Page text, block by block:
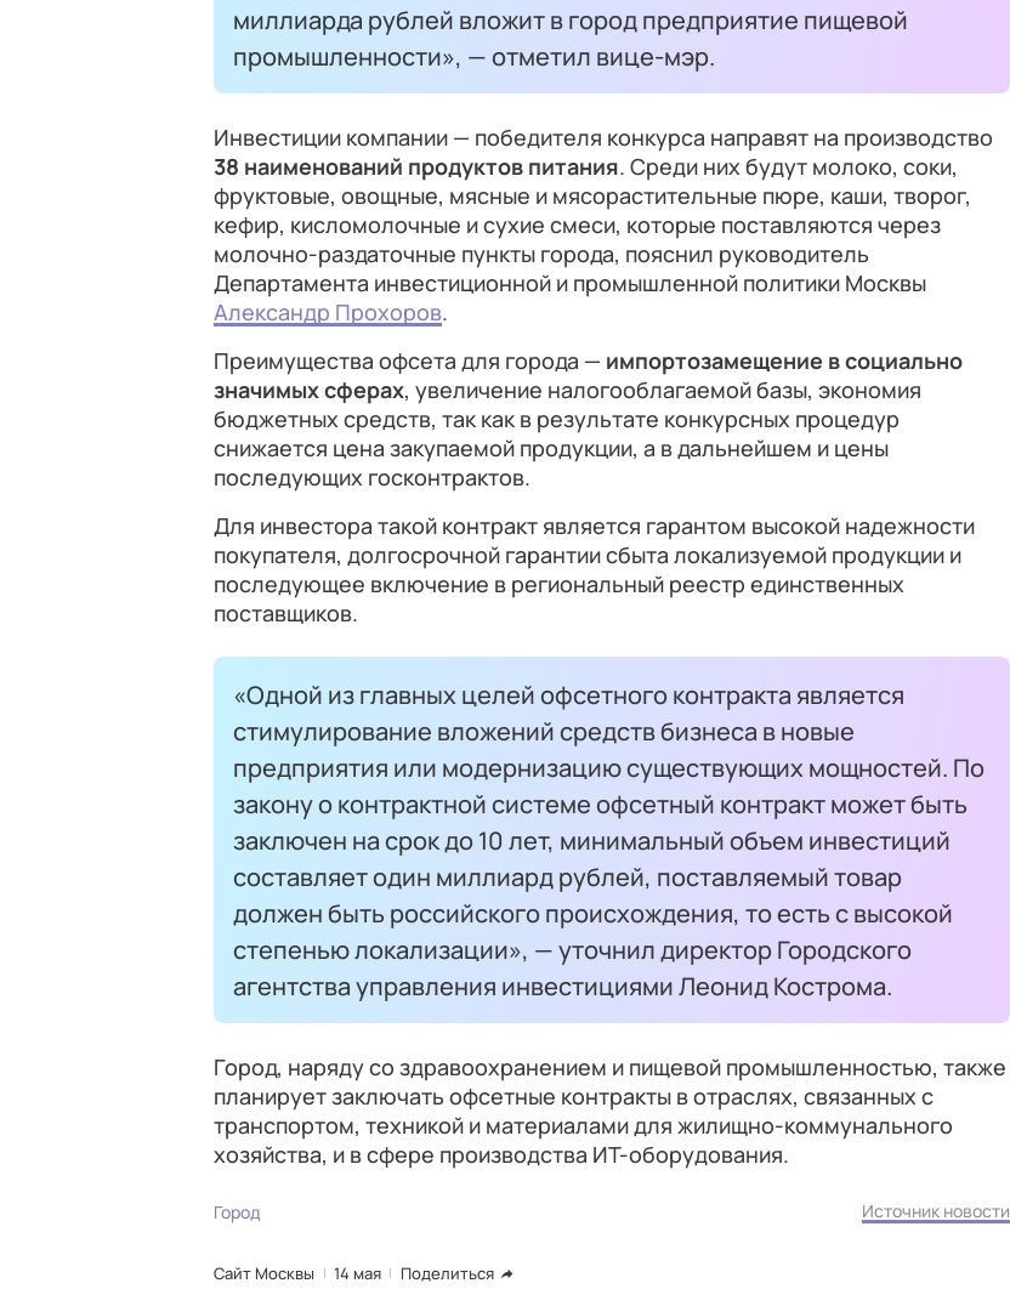
миллиарда рублей вложит в город предприятие пищевой
промышленности», — отметил вице-мэр.
Инвестиции компании — победителя конкурса направят на производство
38 наименований продуктов питания. Среди них будут молоко, соки,
фруктовые, овощные, мясные и мясорастительные пюре, каши, творог,
кефир, кисломолочные и сухие смеси, которые поставляются через
молочно-раздаточные пункты города, пояснил руководитель
Департамента инвестиционной и промышленной политики Москвы
Александр Прохоров.
Преимущества офсета для города — импортозамещение в социально
значимых сферах, увеличение налогооблагаемой базы, экономия
бюджетных средств, так как в результате конкурсных процедур
снижается цена закупаемой продукции, а в дальнейшем и цены
последующих госконтрактов.
Для инвестора такой контракт является гарантом высокой надежности
покупателя, долгосрочной гарантии сбыта локализуемой продукции и
последующее включение в региональный реестр единственных
поставщиков.
«Одной из главных целей офсетного контракта является
стимулирование вложений средств бизнеса в новые
предприятия или модернизацию существующих мощностей. По
закону о контрактной системе офсетный контракт может быть
заключен на срок до 10 лет, минимальный объем инвестиций
составляет один миллиард рублей, поставляемый товар
должен быть российского происхождения, то есть с высокой
степенью локализации», — уточнил директор Городского
агентства управления инвестициями Леонид Кострома.
Город, наряду со здравоохранением и пищевой промышленностью, также
планирует заключать офсетные контракты в отраслях, связанных с
транспортом, техникой и материалами для жилищно-коммунального
хозяйства, и в сфере производства ИТ-оборудования.
Город Источник новости
Сайт Москвы 14 мая Поделиться